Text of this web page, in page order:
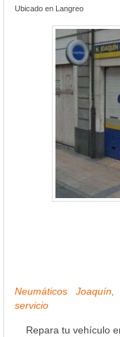
Ubicado en Langreo
Neumáticos
servicio
Repara tu vehículo